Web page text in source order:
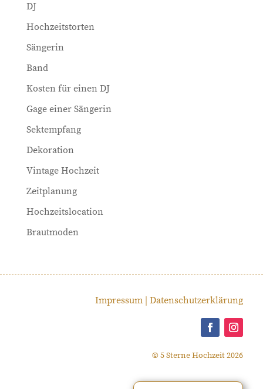
DJ
Hochzeitstorten
Sängerin
Band
Kosten für einen DJ
Gage einer Sängerin
Sektempfang
Dekoration
Vintage Hochzeit
Zeitplanung
Hochzeitslocation
Brautmoden
Impressum |Datenschutzerklärung
© 5 Sterne Hochzeit 2026